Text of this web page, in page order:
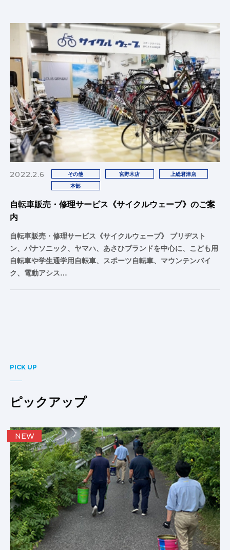
2022.2.6 その他 宮野木店 上総君津店
本部
自転車販売・修理サービス《サイクルウェーブ》のご案
内
自転車販売・修理サービス《サイクルウェーブ》 ブリヂスト
ン、パナソニック、ヤマハ、あさひブランドを中心に、こども用
自転車や学生通学用自転車、スポーツ自転車、マウンテンバイ
ク、電動アシス…
PICK UP
ピックアップ
NEW